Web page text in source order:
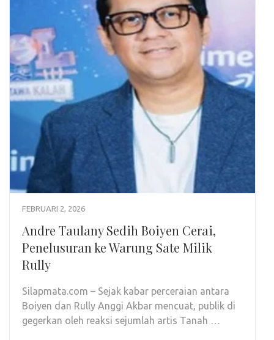
FEBRUARI 2, 2026
Andre Taulany Sedih Boiyen Cerai,
Penelusuran ke Warung Sate Milik
Rully
Silapmata.com – Sejak kabar perceraian antara
Boiyen dan Rully Anggi Akbar mencuat, publik di
gegerkan oleh reaksi sejumlah artis Tanah …